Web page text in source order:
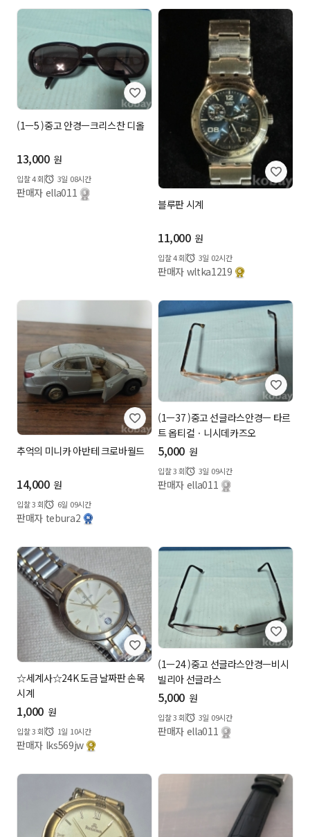
(1ㅡ5 )중고 안경ㅡ크리스찬 디올
13,000 원
입찰4회 3일 08시간
판매자 ella011
블루판 시계
11,000 원
입찰4회 3일 02시간
판매자 wltka1219
추억의 미니카 아반테 크로바월드
14,000 원
입찰3회 6일 09시간
판매자 tebura2
(1ㅡ37 )중고 선글라스안경ㅡ 타르
트 옵티컬ㆍ니시데카즈오
5,000 원
입찰3회 3일 09시간
판매자 ella011
☆세계사☆24K 도금 날짜판 손목
시계
1,000 원
입찰3회 1일 10시간
판매자 lks569jw
(1ㅡ24 )중고 선글라스안경ㅡ비시
빌리아 선글라스
5,000 원
입찰3회 3일 09시간
판매자 ella011